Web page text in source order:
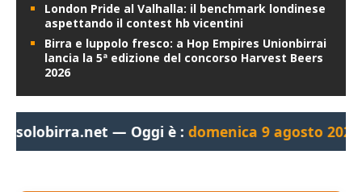
London Pride al Valhalla: il benchmark londinese
aspettando il contest hb vicentini
Birra e luppolo fresco: a Hop Empires Unionbirrai
lancia la 5ª edizione del concorso Harvest Beers
2026
— Oggi è :domenica 9 agosto 2026, 02:58:12